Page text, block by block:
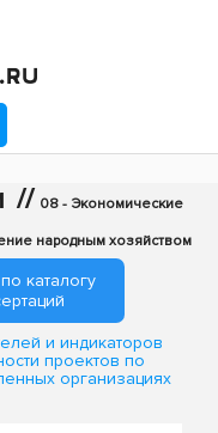
// 08 - Экономические
народным хозяйством
каталогу
и индикаторов
проектов по
организациях